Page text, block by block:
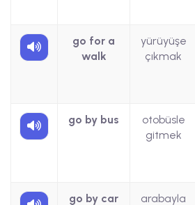
go for a
walk
yürüyüşe
çıkmak
go by bus
otobüsle
gitmek
go by car
arabayla